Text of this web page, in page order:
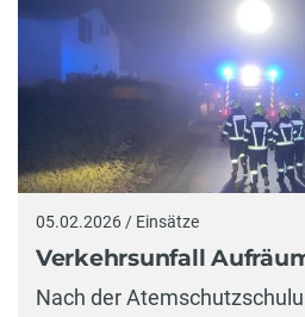
05.02.2026 / Einsätze
Verkehrsunfall
Nach der